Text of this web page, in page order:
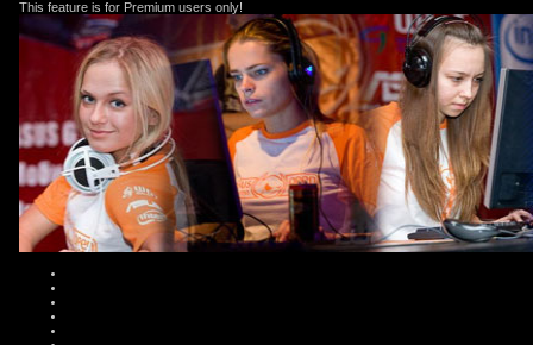
This feature is for Premium users only!